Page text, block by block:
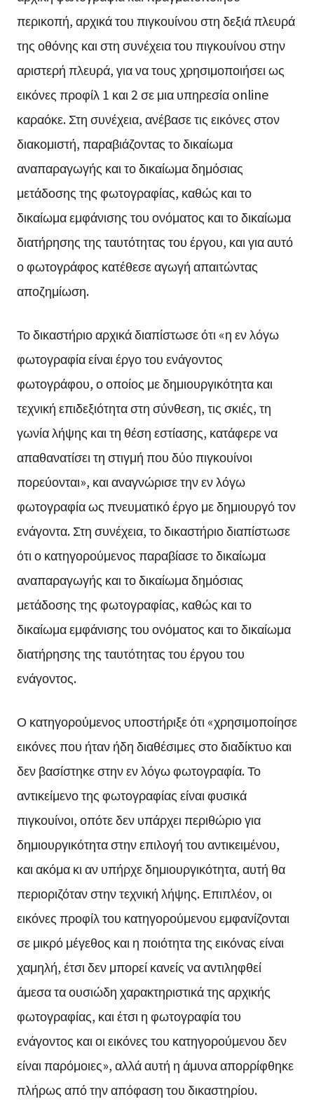
περικοπή, αρχικά του πιγκουίνου στη δεξιά πλευρά
της οθόνης και στη συνέχεια του πιγκουίνου στην
αριστερή πλευρά, για να τους χρησιμοποιήσει ως
εικόνες προφίλ 1 και 2 σε μια υπηρεσία online
καραόκε. Στη συνέχεια, ανέβασε τις εικόνες στον
διακομιστή, παραβιάζοντας το δικαίωμα
αναπαραγωγής και το δικαίωμα δημόσιας
μετάδοσης της φωτογραφίας, καθώς και το
δικαίωμα εμφάνισης του ονόματος και το δικαίωμα
διατήρησης της ταυτότητας του έργου, και για αυτό
ο φωτογράφος κατέθεσε αγωγή απαιτώντας
αποζημίωση.
Το δικαστήριο αρχικά διαπίστωσε ότι «η εν λόγω
φωτογραφία είναι έργο του ενάγοντος
φωτογράφου, ο οποίος με δημιουργικότητα και
τεχνική επιδεξιότητα στη σύνθεση, τις σκιές, τη
γωνία λήψης και τη θέση εστίασης, κατάφερε να
απαθανατίσει τη στιγμή που δύο πιγκουίνοι
πορεύονται», και αναγνώρισε την εν λόγω
φωτογραφία ως πνευματικό έργο με δημιουργό τον
ενάγοντα. Στη συνέχεια, το δικαστήριο διαπίστωσε
ότι ο κατηγορούμενος παραβίασε το δικαίωμα
αναπαραγωγής και το δικαίωμα δημόσιας
μετάδοσης της φωτογραφίας, καθώς και το
δικαίωμα εμφάνισης του ονόματος και το δικαίωμα
διατήρησης της ταυτότητας του έργου του
ενάγοντος.
Ο κατηγορούμενος υποστήριξε ότι «χρησιμοποίησε
εικόνες που ήταν ήδη διαθέσιμες στο διαδίκτυο και
δεν βασίστηκε στην εν λόγω φωτογραφία. Το
αντικείμενο της φωτογραφίας είναι φυσικά
πιγκουίνοι, οπότε δεν υπάρχει περιθώριο για
δημιουργικότητα στην επιλογή του αντικειμένου,
και ακόμα κι αν υπήρχε δημιουργικότητα, αυτή θα
περιοριζόταν στην τεχνική λήψης. Επιπλέον, οι
εικόνες προφίλ του κατηγορούμενου εμφανίζονται
σε μικρό μέγεθος και η ποιότητα της εικόνας είναι
χαμηλή, έτσι δεν μπορεί κανείς να αντιληφθεί
άμεσα τα ουσιώδη χαρακτηριστικά της αρχικής
φωτογραφίας, και έτσι η φωτογραφία του
ενάγοντος και οι εικόνες του κατηγορούμενου δεν
είναι παρόμοιες», αλλά αυτή η άμυνα απορρίφθηκε
πλήρως από την απόφαση του δικαστηρίου.